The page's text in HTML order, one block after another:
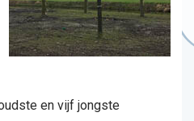
en vijf jongste